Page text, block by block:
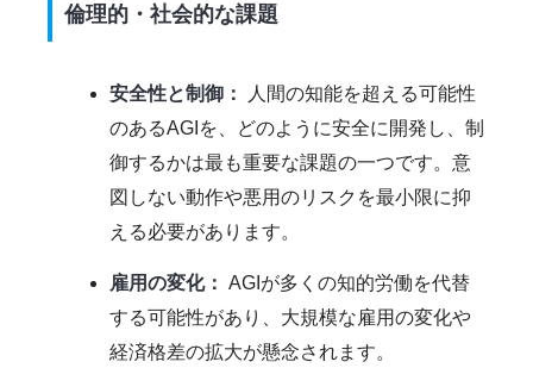
倫理的・社会的な課題
安全性と制御：
人間の知能を超える可能性
のあるAGIを、どのように安全に開発し、制
御するかは最も重要な課題の一つです。意
図しない動作や悪用のリスクを最小限に抑
える必要があります。
雇用の変化： AGIが多くの知的労働を代替
する可能性があり、大規模な雇用の変化や
経済格差の拡大が懸念されます。